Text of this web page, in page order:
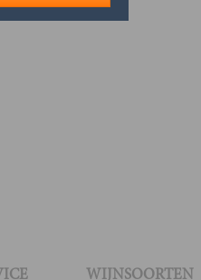
WIJNSOORTEN